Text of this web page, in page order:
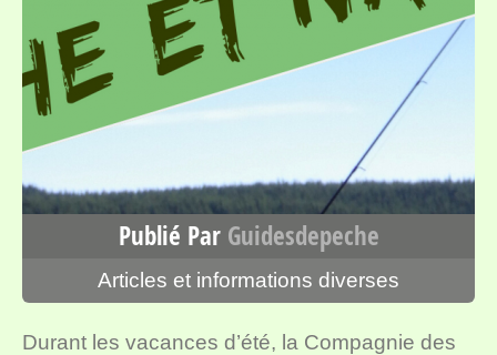
Publié Par Guidesdepeche
Articles et informations diverses
Durant les vacances d’été, la Compagnie des